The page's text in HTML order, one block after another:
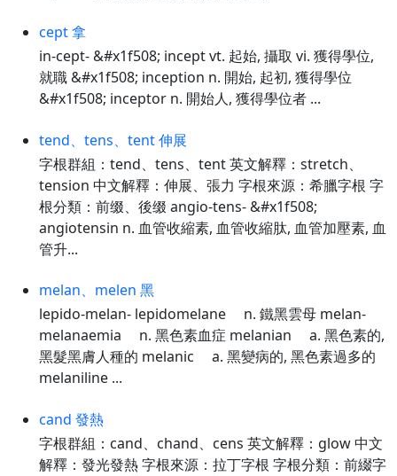
cept 拿
in-cept- &#x1f508; incept vt. 起始, 攝取 vi. 獲得學位,
就職 &#x1f508; inception n. 開始, 起初, 獲得學位
&#x1f508; inceptor n. 開始人, 獲得學位者 ...
tend、tens、tent 伸展
字根群組：tend、tens、tent 英文解釋：stretch、
tension 中文解釋：伸展、張力 字根來源：希臘字根 字
根分類：前缀、後缀 angio-tens- &#x1f508;
angiotensin n. 血管收縮素, 血管收縮肽, 血管加壓素, 血
管升...
melan、melen 黑
lepido-melan- lepidomelane n. 鐵黑雲母 melan-
melanaemia n. 黑色素血症 melanian a. 黑色素的,
黑髮黑膚人種的 melanic a. 黑變病的, 黑色素過多的
melaniline ...
cand 發熱
字根群組：cand、chand、cens 英文解釋：glow 中文
解釋：發光發熱 字根來源：拉丁字根 字根分類：前綴字